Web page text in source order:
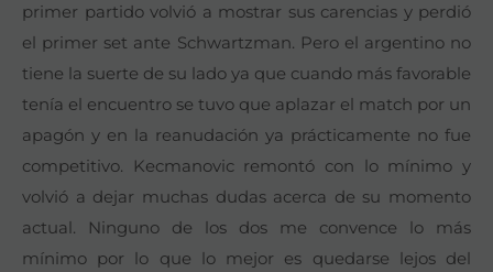
primer partido volvió a mostrar sus carencias y perdió
el primer set ante Schwartzman. Pero el argentino no
tiene la suerte de su lado ya que cuando más favorable
tenía el encuentro se tuvo que aplazar el match por un
apagón y en la reanudación ya prácticamente no fue
competitivo. Kecmanovic remontó con lo mínimo y
volvió a dejar muchas dudas acerca de su momento
actual. Ninguno de los dos me convence lo más
mínimo por lo que lo mejor es quedarse lejos del